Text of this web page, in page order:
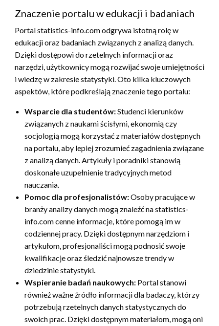
Znaczenie portalu w edukacji i badaniach
Portal statistics-info.com odgrywa istotną rolę w
edukacji oraz badaniach związanych z analizą danych.
Dzięki dostępowi do rzetelnych informacji oraz
narzędzi, użytkownicy mogą rozwijać swoje umiejętności
i wiedzę w zakresie statystyki. Oto kilka kluczowych
aspektów, które podkreślają znaczenie tego portalu:
Wsparcie dla studentów:Studenci kierunków
związanych z naukami ścisłymi, ekonomią czy
socjologią mogą korzystać z materiałów dostępnych
na portalu, aby lepiej zrozumieć zagadnienia związane
z analizą danych. Artykuły i poradniki stanowią
doskonałe uzupełnienie tradycyjnych metod
nauczania.
Pomoc dla profesjonalistów:Osoby pracujące w
branży analizy danych mogą znaleźć na statistics-
info.com cenne informacje, które pomogą im w
codziennej pracy. Dzięki dostępnym narzędziom i
artykułom, profesjonaliści mogą podnosić swoje
kwalifikacje oraz śledzić najnowsze trendy w
dziedzinie statystyki.
Wspieranie badań naukowych: Portal stanowi
również ważne źródło informacji dla badaczy, którzy
potrzebują rzetelnych danych statystycznych do
swoich prac. Dzięki dostępnym materiałom, mogą oni